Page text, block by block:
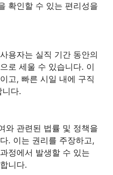
확인할 수 있는 편리성을
용자는 실직 기간 동안의
로 세울 수 있습니다. 이
고, 빠른 시일 내에 구직
니다.
와 관련된 법률 및 정책을
. 이는 권리를 주장하고,
정에서 발생할 수 있는
니다.